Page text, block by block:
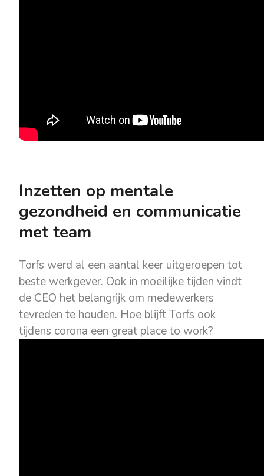
Inzetten op mentale
gezondheid en communicatie
met team
Torfs werd al een aantal keer uitgeroepen tot
beste werkgever. Ook in moeilijke tijden vindt
de CEO het belangrijk om medewerkers
tevreden te houden. Hoe blijft Torfs ook
tijdens corona een great place to work?